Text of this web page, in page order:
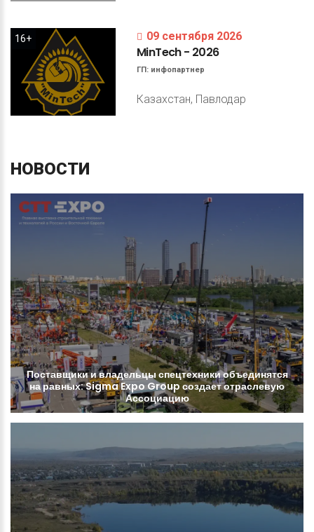
16+ 09 сентября 2026
MinTech- 2026
ГП: инфопартнер
Казахстан, Павлодар
НОВОСТИ
Поставщикиивладельцыспецтехникиобъединятся
наравных:SigmaExpoGroup создаетотраслевую
Ассоциацию